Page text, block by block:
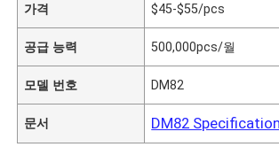
가격 $45-$55/pcs
공급 능력 500,000pcs/월
모델 번호 DM82
문서 DM82